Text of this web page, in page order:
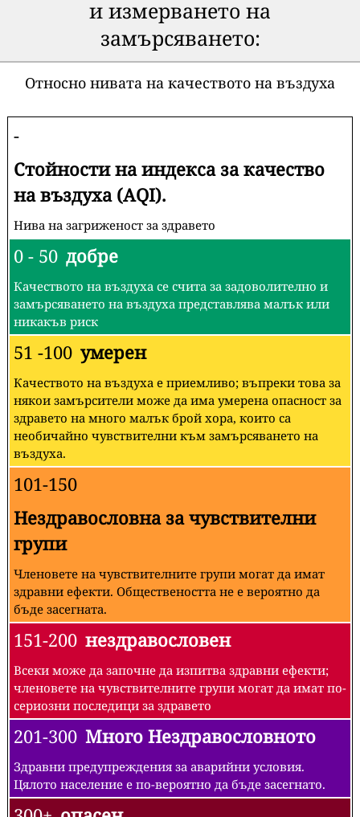
и измерването на
замърсяването:
Относно нивата на качеството на въздуха
-
Стойности на индекса за качество
на въздуха (AQI).
Нива на загриженост за здравето
0 - 50 добре
Качеството на въздуха се счита за задоволително и
замърсяването на въздуха представлява малък или
никакъв риск
51 -100 умерен
Качеството на въздуха е приемливо; въпреки това за
някои замърсители може да има умерена опасност за
здравето на много малък брой хора, които са
необичайно чувствителни към замърсяването на
въздуха.
101-150
Нездравословна за чувствителни
групи
Членовете на чувствителните групи могат да имат
здравни ефекти. Обществеността не е вероятно да
бъде засегната.
151-200 нездравословен
Всеки може да започне да изпитва здравни ефекти;
членовете на чувствителните групи могат да имат по-
сериозни последици за здравето
201-300 Много Нездравословното
Здравни предупреждения за аварийни условия.
Цялото население е по-вероятно да бъде засегнато.